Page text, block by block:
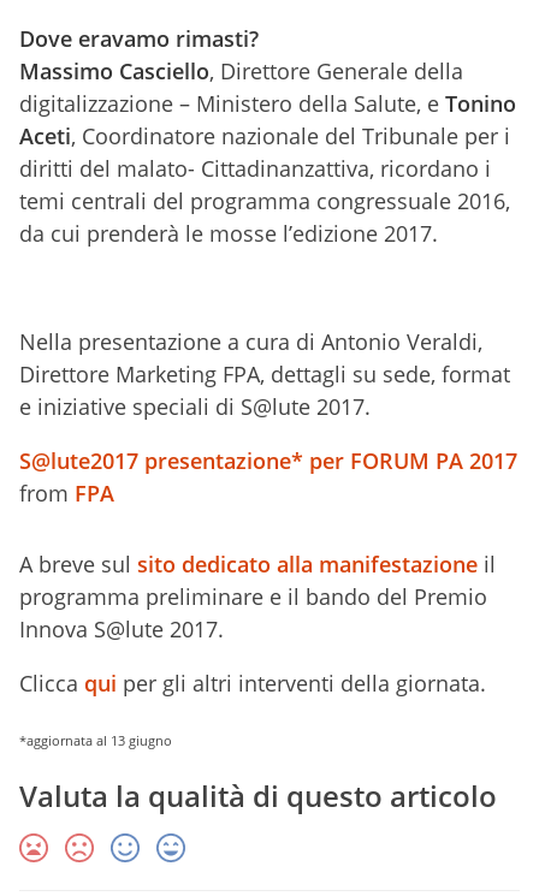
Dove eravamo rimasti?
Massimo Casciello, Direttore Generale della
digitalizzazione – Ministero della Salute, e Tonino
Aceti, Coordinatore nazionale del Tribunale per i
diritti del malato- Cittadinanzattiva, ricordano i
temi centrali del programma congressuale 2016,
da cui prenderà le mosse l’edizione 2017.
Nella presentazione a cura di Antonio Veraldi,
Direttore Marketing FPA, dettagli su sede, format
e iniziative speciali di S@lute 2017.
S@lute2017 presentazione* per FORUM PA 2017
from FPA
A breve sul sito dedicato alla manifestazione il
programma preliminare e il bando del Premio
Innova S@lute 2017.
Clicca qui per gli altri interventi della giornata.
*aggiornata al 13 giugno
Valuta la qualità di questo articolo